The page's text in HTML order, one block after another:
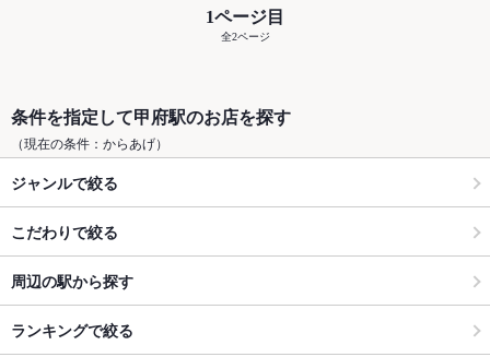
1ページ目
全2ページ
条件を指定して甲府駅のお店を探す
（現在の条件：からあげ）
ジャンルで絞る
こだわりで絞る
周辺の駅から探す
ランキングで絞る